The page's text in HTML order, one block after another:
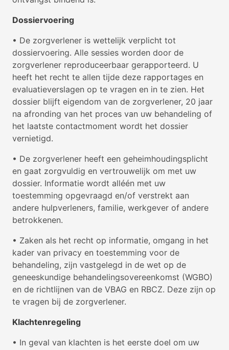
Dossiervoering
• De zorgverlener is wettelijk verplicht tot
dossiervoering. Alle sessies worden door de
zorgverlener reproduceerbaar gerapporteerd. U
heeft het recht te allen tijde deze rapportages en
evaluatieverslagen op te vragen en in te zien. Het
dossier blijft eigendom van de zorgverlener, 20 jaar
na afronding van het proces van uw behandeling of
het laatste contactmoment wordt het dossier
vernietigd.
• De zorgverlener heeft een geheimhoudingsplicht
en gaat zorgvuldig en vertrouwelijk om met uw
dossier. Informatie wordt alléén met uw
toestemming opgevraagd en/of verstrekt aan
andere hulpverleners, familie, werkgever of andere
betrokkenen.
• Zaken als het recht op informatie, omgang in het
kader van privacy en toestemming voor de
behandeling, zijn vastgelegd in de wet op de
geneeskundige behandelingsovereenkomst (WGBO)
en de richtlijnen van de VBAG en RBCZ. Deze zijn op
te vragen bij de zorgverlener.
Klachtenregeling
• In geval van klachten is het eerste doel om uw